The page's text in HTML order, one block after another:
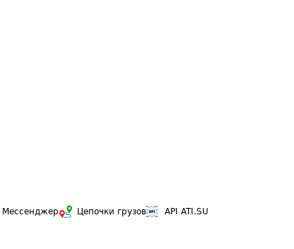
Мессенджер Цепочки грузов API ATI.SU